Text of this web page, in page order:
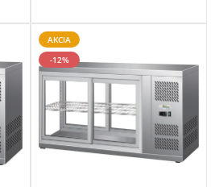
220-240V / 50Hz KONŠTRUKČNÝ
MATERIÁL nehrdzavejúca oceľ AISI 430 +
plast + sklo ZMENA OTVÁRANIA DVERÍ
posuvné dvere na oboch stranách
VNÚTORNÉ SVETLO led DODANÉ
PRÍSLUŠENSTVO 1 mriežka 390 x 552 mm
ČISTÁ HMOTNOSŤ (kg) 59 HRUBÁ
HMOTNOSŤ (kg) 70 ROZMERY BALENIA
970 x 570 x 750 (v) mm
AKCIA
-12%